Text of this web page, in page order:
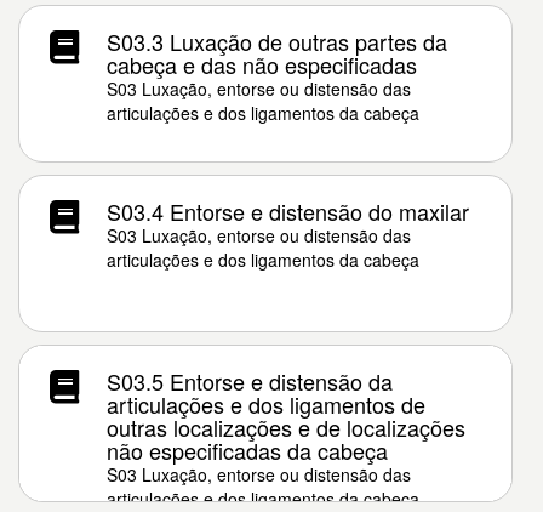
S03.3 Luxação de outras partes da
cabeça e das não especificadas
S03 Luxação, entorse ou distensão das
articulações e dos ligamentos da cabeça
S03.4 Entorse e distensão do maxilar
S03 Luxação, entorse ou distensão das
articulações e dos ligamentos da cabeça
S03.5 Entorse e distensão da
articulações e dos ligamentos de
outras localizações e de localizações
não especificadas da cabeça
S03 Luxação, entorse ou distensão das
articulações e dos ligamentos da cabeça